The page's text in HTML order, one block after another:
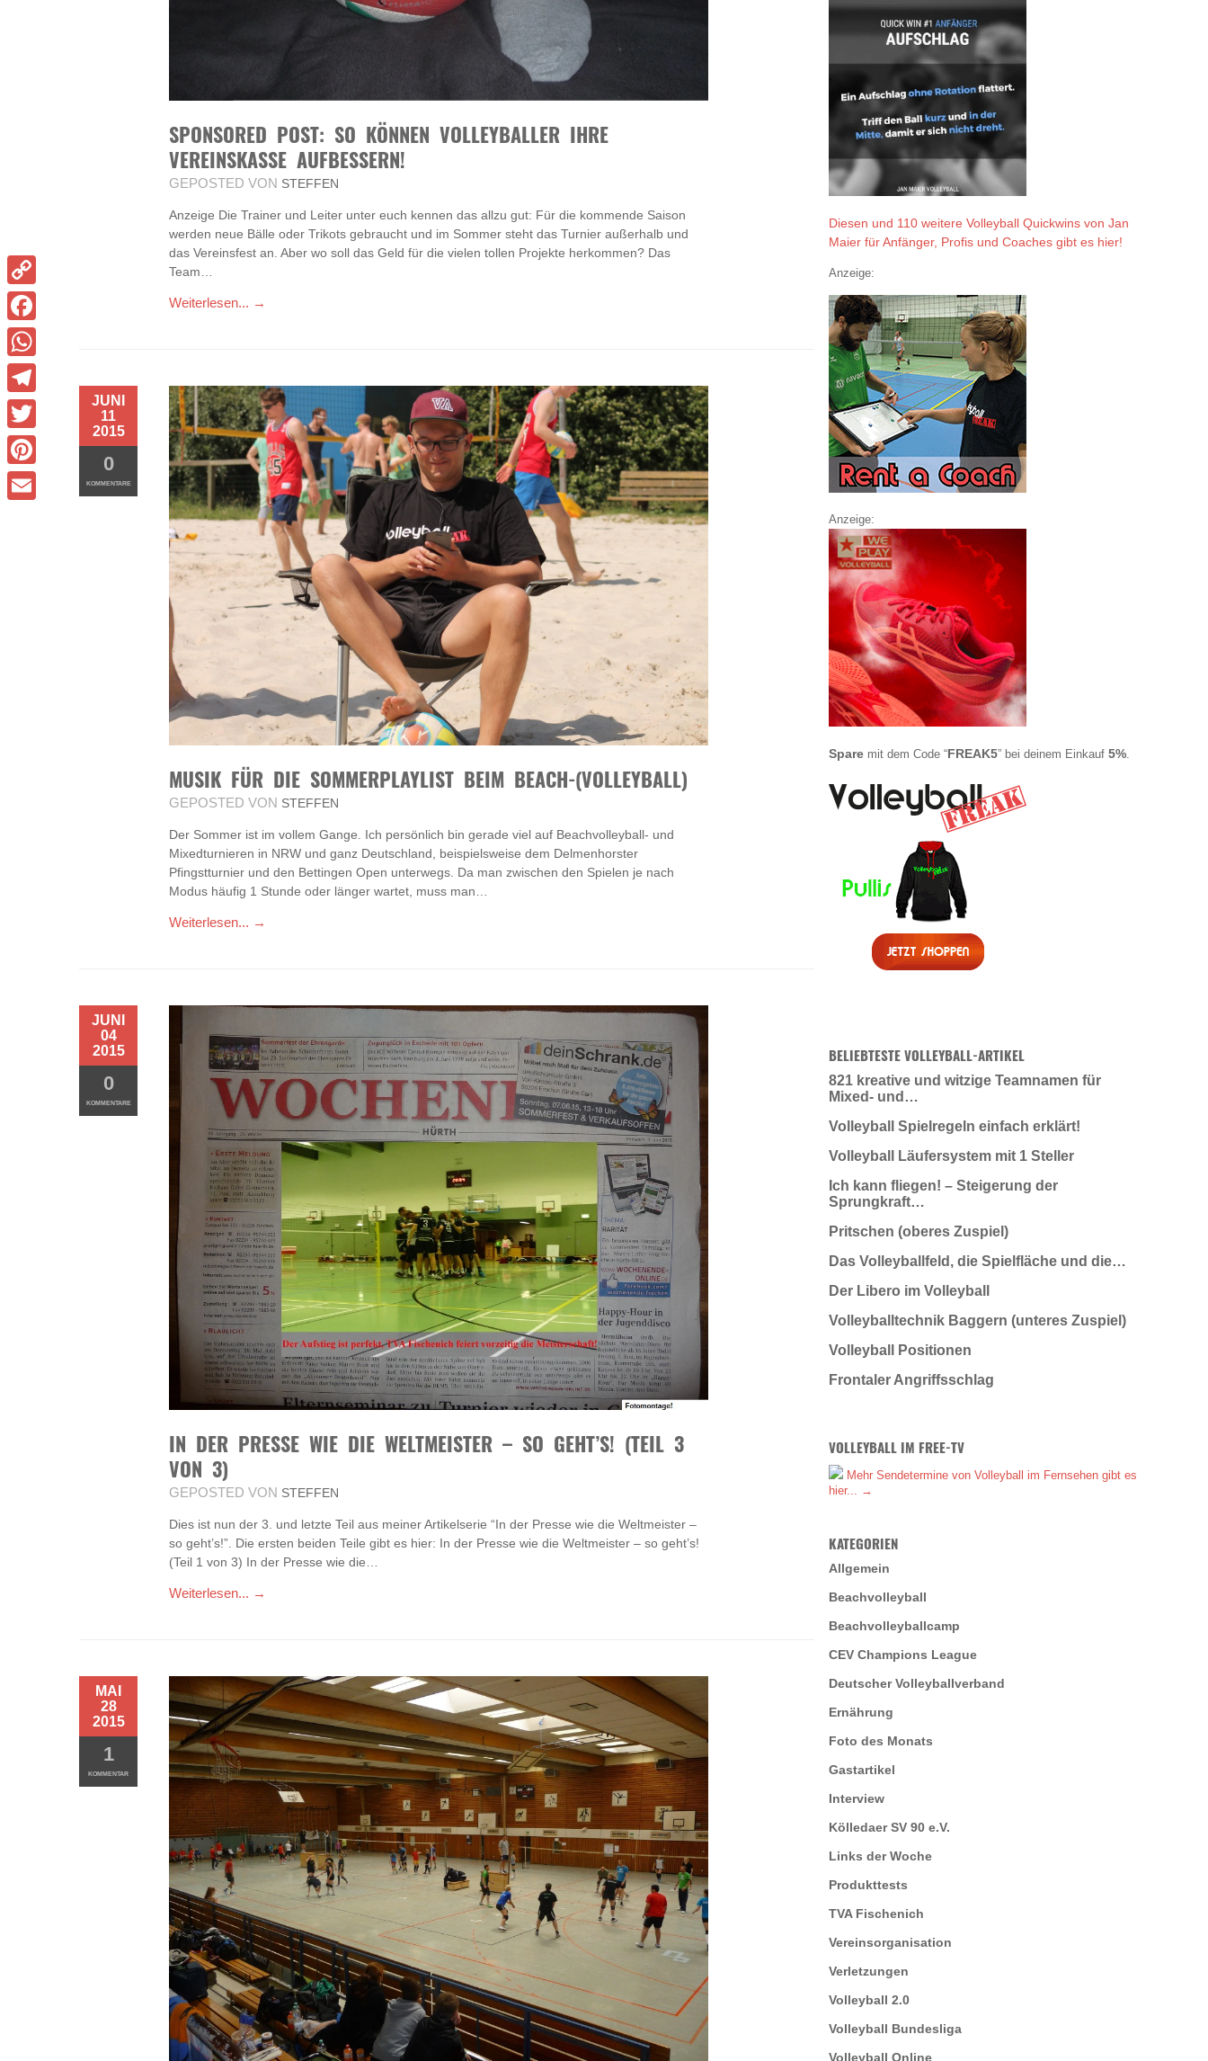
SPONSORED POST: SO KÖNNEN VOLLEYBALLER IHRE
VEREINSKASSE AUFBESSERN!
GEPOSTED VON STEFFEN
Anzeige Die Trainer und Leiter unter euch kennen das allzu gut: Für die kommende Saison
werden neue Bälle oder Trikots gebraucht und im Sommer steht das Turnier außerhalb und
das Vereinsfest an. Aber wo soll das Geld für die vielen tollen Projekte herkommen? Das
Team…
Weiterlesen... →
JUNI
11
2015
0
KOMMENTARE
MUSIK FÜR DIE SOMMERPLAYLIST BEIM BEACH-(VOLLEYBALL)
GEPOSTED VON STEFFEN
Der Sommer ist im vollem Gange. Ich persönlich bin gerade viel auf Beachvolleyball- und
Mixedturnieren in NRW und ganz Deutschland, beispielsweise dem Delmenhorster
Pfingstturnier und den Bettingen Open unterwegs. Da man zwischen den Spielen je nach
Modus häufig 1 Stunde oder länger wartet, muss man…
Weiterlesen... →
JUNI
04
2015
0
KOMMENTARE
IN DER PRESSE WIE DIE WELTMEISTER – SO GEHT’S! (TEIL 3
VON 3)
GEPOSTED VON STEFFEN
Dies ist nun der 3. und letzte Teil aus meiner Artikelserie “In der Presse wie die Weltmeister –
so geht’s!”. Die ersten beiden Teile gibt es hier: In der Presse wie die Weltmeister – so geht’s!
(Teil 1 von 3) In der Presse wie die…
Weiterlesen... →
MAI
28
2015
1
KOMMENTAR
Diesen und 110 weitere Volleyball Quickwins von Jan
Maier für Anfänger, Profis und Coaches gibt es hier!
Anzeige:
Anzeige:
Sparemit dem Code “FREAK5” bei deinem Einkauf 5%.
BELIEBTESTE VOLLEYBALL-ARTIKEL
821 kreative und witzige Teamnamen für
Mixed- und…
Volleyball Spielregeln einfach erklärt!
Volleyball Läufersystem mit 1 Steller
Ich kann fliegen! – Steigerung der
Sprungkraft…
Pritschen (oberes Zuspiel)
Das Volleyballfeld, die Spielfläche und die…
Der Libero im Volleyball
Volleyballtechnik Baggern (unteres Zuspiel)
Volleyball Positionen
Frontaler Angriffsschlag
VOLLEYBALL IM FREE-TV
Mehr Sendetermine von Volleyball im Fernsehen gibt es
hier... →
KATEGORIEN
Allgemein
Beachvolleyball
Beachvolleyballcamp
CEV Champions League
Deutscher Volleyballverband
Ernährung
Foto des Monats
Gastartikel
Interview
Kölledaer SV 90 e.V.
Links der Woche
Produkttests
TVA Fischenich
Vereinsorganisation
Verletzungen
Volleyball 2.0
Volleyball Bundesliga
Volleyball Online
Copy
Link
Facebook
WhatsApp
Telegram
Twitter
Pinterest